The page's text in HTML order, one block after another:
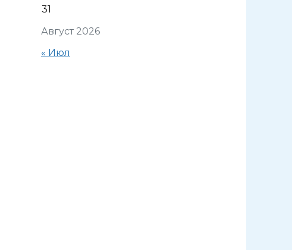
Август 2026
31
« Июл